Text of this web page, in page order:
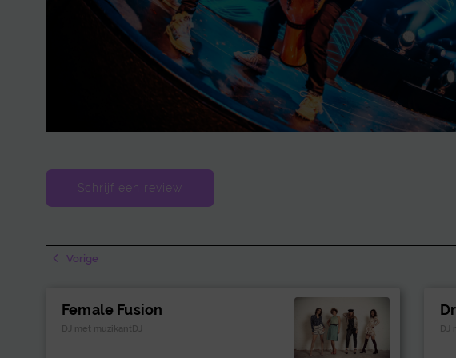
Schrijf een review
Vorige
Female Fusion
DJ met muzikantDJ DJ